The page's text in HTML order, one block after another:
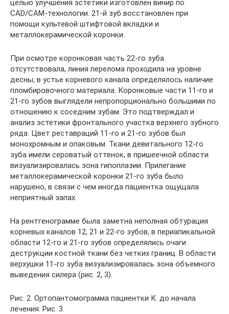
целью улучшения эстетики изготовлен винир по
CAD/CAM-технологии. 21-й зуб восстановлен при
помощи культевой штифтовой вкладки и
металлокерамической коронки.
При осмотре коронковая часть 22-го зуба
отсутствовала, линия перелома проходила на уровне
десны, в устье корневого канала определялось наличие
пломбировочного материала. Коронковые части 11-го и
21-го зубов выглядели непропорционально большими по
отношению к соседним зубам. Это подтверждал и
анализ эстетики фронтального участка верхнего зубного
ряда. Цвет реставраций 11-го и 21-го зубов был
монохромным и опаковым. Ткани девитального 12-го
зуба имели сероватый оттенок, в пришеечной области
визуализировалась зона гипоплазии. Прилегание
металлокерамической коронки 21-го зуба было
нарушено, в связи с чем иногда пациентка ощущала
неприятный запах.
На рентгенограмме была заметна неполная обтурация
корневых каналов 12, 21 и 22-го зубов, в периапикальной
области 12-го и 21-го зубов определялись очаги
деструкции костной ткани без четких границ. В области
верхушки 11-го зуба визуализировалась зона объемного
выведения силера (рис. 2, 3).
Рис. 2. Ортопантомограмма пациентки К. до начала
лечения. Рис. 3.